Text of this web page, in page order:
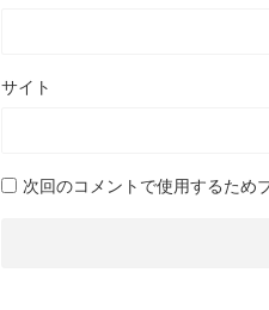
サイト
次回のコメントで使用するため